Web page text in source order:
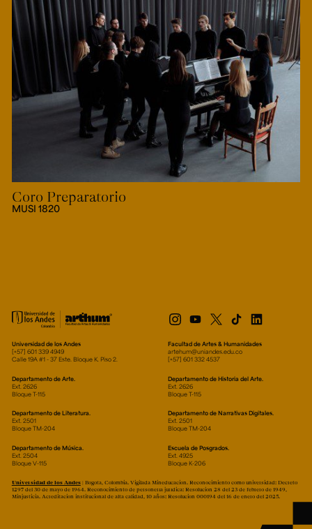
Coro Preparatorio
MUSI 1820
Universidad de los Andes
[+57] 601 339 4949
Calle 19A #1 - 37 Este. Bloque K. Piso 2.
Facultad de Artes & Humanidades
artehum@uniandes.edu.co
[+57] 601 332 4537
Departamento de Arte.
Ext. 2626
Bloque T-115
Departamento de Historia del Arte.
Ext. 2626
Bloque T-115
Departamento de Literatura.
Ext. 2501
Bloque TM-204
Departamento de Narrativas Digitales.
Ext. 2501
Bloque TM-204
Departamento de Música.
Ext. 2504
Bloque V-115
Escuela de Posgrados.
Ext. 4925
Bloque K-206
Universidad de los Andes| Bogotá, Colombia. Vigilada Mineducación. Reconocimiento como universidad: Decreto
1297 del 30 de mayo de 1964. Reconocimiento de personería jurídica: Resolución 28 del 23 de febrero de 1949,
Minjusticia. Acreditación institucional de alta calidad, 10 años: Resolución 000194 del 16 de enero del 2025.